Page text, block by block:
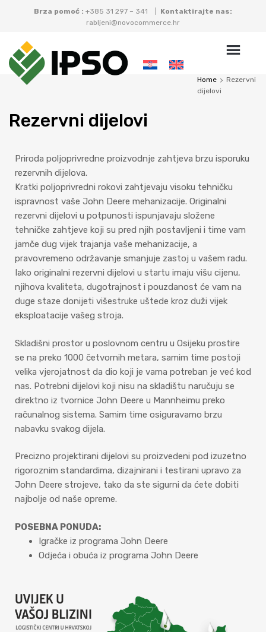
Brza pomoć : +385 31 297 – 341 | Kontaktirajte nas:
rabljeni@novocommerce.hr
Home
Rezervni
dijelovi
Rezervni dijelovi
Priroda poljoprivredne proizvodnje zahtjeva brzu isporuku
rezervnih dijelova.
Kratki poljoprivredni rokovi zahtjevaju visoku tehničku
ispravnost vaše John Deere mehanizacije. Originalni
rezervni dijelovi u potpunosti ispunjavaju složene
tehničke zahtjeve koji su pred njih postavljeni i time vam
jamče dug vijek trajanja vaše mehanizacije, a
pravovremeno održavanje smanjuje zastoj u vašem radu.
Iako originalni rezervni dijelovi u startu imaju višu cijenu,
njihova kvaliteta, dugotrajnost i pouzdanost će vam na
duge staze donijeti višestruke uštede kroz duži vijek
eksploatacije vašeg stroja.
Skladišni prostor u poslovnom centru u Osijeku prostire
se na preko 1000 četvornih metara, samim time postoji
velika vjerojatnost da dio koji je vama potreban je već kod
nas. Potrebni dijelovi koji nisu na skladištu naručuju se
direktno iz tvornice John Deere u Mannheimu preko
računalnog sistema. Samim time osiguravamo brzu
nabavku svakog dijela.
Precizno projektirani dijelovi su proizvedeni pod izuzetno
rigoroznim standardima, dizajnirani i testirani upravo za
John Deere strojeve, tako da ste sigurni da ćete dobiti
najbolje od naše opreme.
POSEBNA PONUDA:
Igračke iz programa John Deere
Odjeća i obuća iz programa John Deere